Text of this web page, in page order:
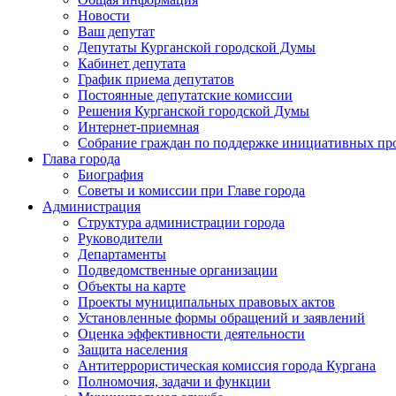
Новости
Ваш депутат
Депутаты Курганской городской Думы
Кабинет депутата
График приема депутатов
Постоянные депутатские комиссии
Решения Курганской городской Думы
Интернет-приемная
Собрание граждан по поддержке инициативных
Глава города
Биография
Советы и комиссии при Главе города
Администрация
Структура администрации города
Руководители
Департаменты
Подведомственные организации
Объекты на карте
Проекты муниципальных правовых актов
Установленные формы обращений и заявлений
Оценка эффективности деятельности
Защита населения
Антитеррористическая комиссия города Кургана
Полномочия, задачи и функции